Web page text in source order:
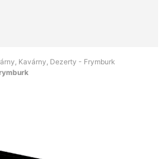
Kavárny, Dezerty - Frymburk